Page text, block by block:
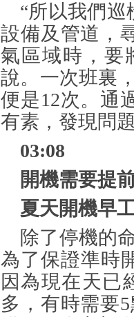
“所以我們
設備及管道，
氣區域時，要
說。一次班裏
便是12次。通
有素，發現問
03:08
開機需要提
夏天開機早
除了停機的
為了保證準時
因為現在天已
多，有時需要